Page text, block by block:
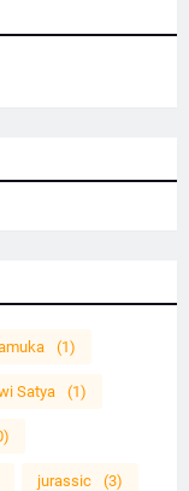
(1)
Satya (1)
jurassic (3)